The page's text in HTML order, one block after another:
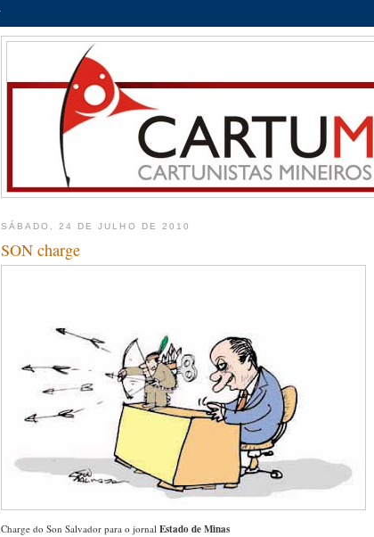
SÁBADO, 24 DE JULHO DE 2010
SON charge
Charge do Son Salvador para o jornal Estado de Minas